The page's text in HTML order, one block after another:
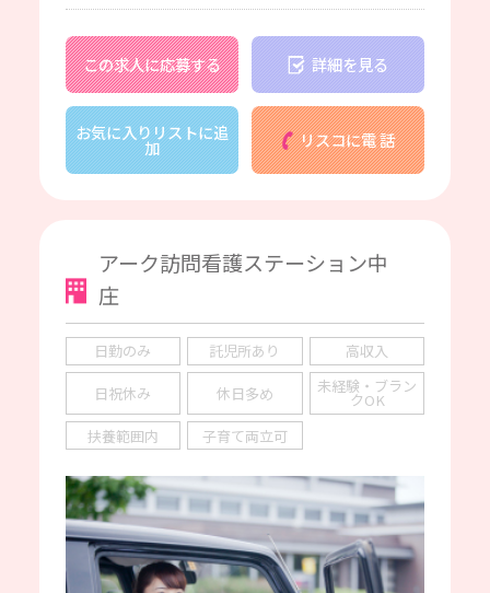
この求人に応募する 詳細を見る
お気に入りリストに追
加 リスコに電 話
アーク訪問看護ステーション中
庄
日勤のみ 託児所あり 高収入
日祝休み 休日多め 未経験・ブラン
クOK
扶養範囲内
子育て両立可